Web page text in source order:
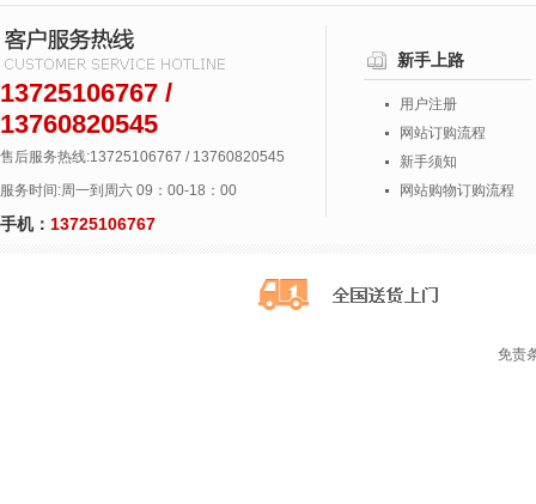
13725106767 /
13760820545
售后服务热线:13725106767 / 13760820545
服务时间:周一到周六 09：00-18：00
手机： 13725106767
新手上路
用户注册
网站订购流程
新手须知
网站购物订购流程
免责